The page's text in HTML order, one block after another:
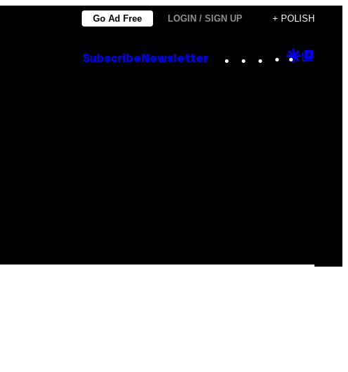
Go Ad Free LOGIN / SIGN UP + POLISH
Subscribe Newsletter Instagram
TikTok
YouTube
Google